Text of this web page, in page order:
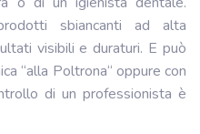
sbiancanti ad alta
visibili e duraturi. E può
“alla Poltrona“ oppure con
di un professionista è